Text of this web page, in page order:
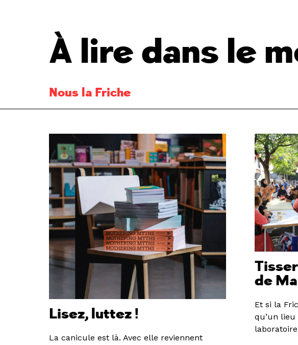
À lire dans le
Nous la Friche
Lisez, luttez !
La canicule est là. Avec elle reviennent
de
Et si la
qu’un